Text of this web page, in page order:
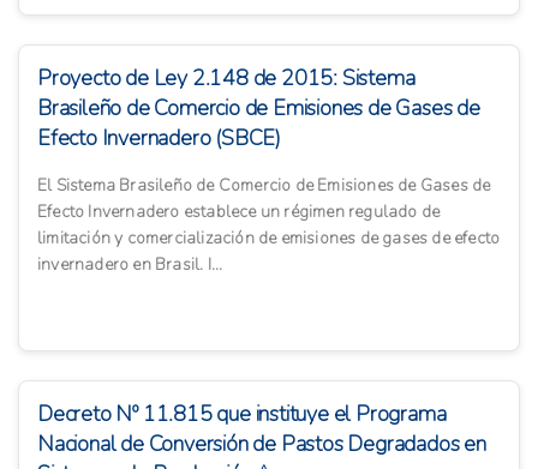
Proyecto de Ley 2.148 de 2015: Sistema
Brasileño de Comercio de Emisiones de Gases de
Efecto Invernadero (SBCE)
El Sistema Brasileño de Comercio de Emisiones de Gases de
Efecto Invernadero establece un régimen regulado de
limitación y comercialización de emisiones de gases de efecto
invernadero en Brasil. I...
Decreto Nº 11.815 que instituye el Programa
Nacional de Conversión de Pastos Degradados en